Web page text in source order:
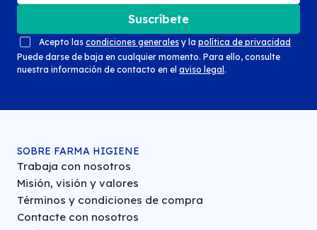
Suscríbete
Acepto las condiciones generales y la política de privacidad
Puede darse de baja en cualquier momento. Para ello, consulte
nuestra información de contacto en el aviso legal .
SOBRE FARMA HIGIENE
Trabaja con nosotros
Misión, visión y valores
Términos y condiciones de compra
Contacte con nosotros